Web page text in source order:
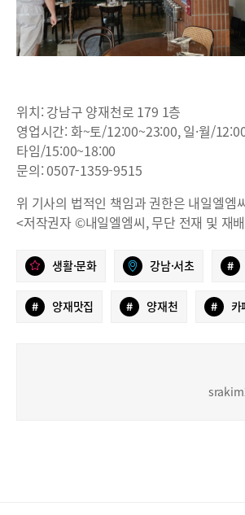
위치: 강남구 양재천로 179 1층
영업시간: 화~토/12:00~23:00, 일·월/
타임/15:00~18:00
문의: 0507-1359-9515
위 기사의 법적인 책임과 권한은 내일엘엠
<저작권자 ©내일엘엠씨, 무단 전재 및 재
생활·문화 강남·서초 #
# 양재맛집 # 양재천 # 카